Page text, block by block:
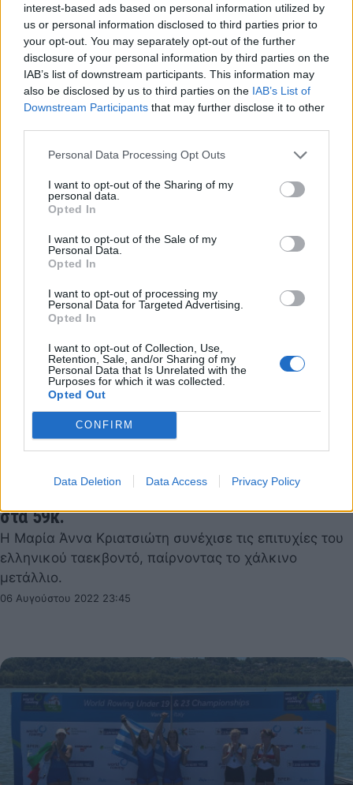
interest-based ads based on personal information utilized by
us or personal information disclosed to third parties prior to
your opt-out. You may separately opt-out of the further
disclosure of your personal information by third parties on the
IAB’s list of downstream participants. This information may
also be disclosed by us to third parties on the IAB’s List of
Downstream Participants that may further disclose it to other
Personal Data Processing Opt Outs
I want to opt-out of the Sharing of my
personal data.
Opted In
I want to opt-out of the Sale of my
Personal Data.
Opted In
I want to opt-out of processing my
Personal Data for Targeted Advertising.
Opted In
I want to opt-out of Collection, Use,
Retention, Sale, and/or Sharing of my
Personal Data that Is Unrelated with the
Purposes for which it was collected.
Opted Out
CONFIRM
Data Deletion Data Access Privacy Policy
Τζούντο: Χάλκινο μετάλλιο ο Δημήτρης
Γιαννόπουλος στο Παγκόσμιο πρωτάθλημα
U18
το πρώτο μετά από από το 2015, πανηγύρισε σήμερα
στη Βοσνία/Ερζεγοβίνη, το ελληνικό τζούντο.
25 Αυγούστου 2022 19:53
Παγκόσμιο Πρωτάθλημα εφήβων/νεανίδων
ταεκβοντό: Χάλκινο μετάλλιο η Κριατσιώτη
στα 59κ.
Η Μαρία Άννα Κριατσιώτη συνέχισε τις επιτυχίες του
ελληνικού ταεκβοντό, παίρνοντας το χάλκινο
μετάλλιο.
06 Αυγούστου 2022 23:45